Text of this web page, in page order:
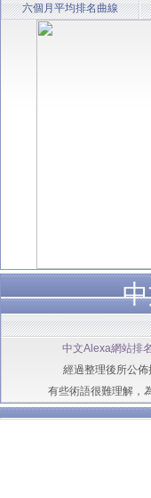
六個月平均排名曲線
中文Alexa網站排名
經過整理後所公
有些術語很難理解，